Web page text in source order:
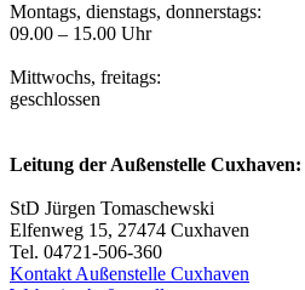
Montags, dienstags, donnerstags:
09.00 – 15.00 Uhr
Mittwochs, freitags:
geschlossen
Leitung der Außenstelle Cuxhaven:
StD Jürgen Tomaschewski
Elfenweg 15, 27474 Cuxhaven
Tel. 04721-506-360
Kontakt Außenstelle Cuxhaven